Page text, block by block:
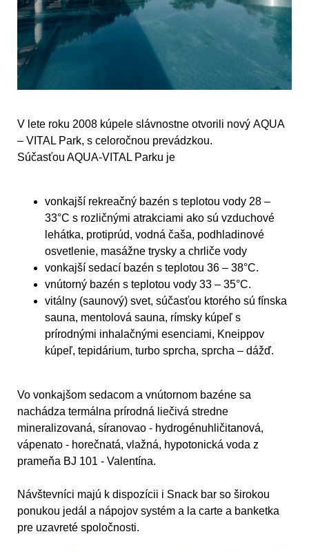
V lete roku 2008 kúpele slávnostne otvorili nový AQUA
– VITAL Park, s celoročnou prevádzkou.
Súčasťou AQUA-VITAL Parku je
vonkajší rekreačný bazén s teplotou vody 28 –
33°C s rozličnými atrakciami ako sú vzduchové
lehátka, protiprúd, vodná čaša, podhladinové
osvetlenie, masážne trysky a chrliče vody
vonkajší sedací bazén s teplotou 36 – 38°C.
vnútorný bazén s teplotou vody 33 – 35°C.
vitálny (saunový) svet, súčasťou ktorého sú fínska
sauna, mentolová sauna, rímsky kúpeľ s
prírodnými inhalačnými esenciami, Kneippov
kúpeľ, tepidárium, turbo sprcha, sprcha – dážď.
Vo vonkajšom sedacom a vnútornom bazéne sa
nachádza termálna prírodná liečivá stredne
mineralizovaná, síranovao - hydrogénuhličitanová,
vápenato - horečnatá, vlažná, hypotonická voda z
prameňa BJ 101 - Valentína.
Návštevníci majú k dispozícii i Snack bar so širokou
ponukou jedál a nápojov systém a la carte a banketka
pre uzavreté spoločnosti.